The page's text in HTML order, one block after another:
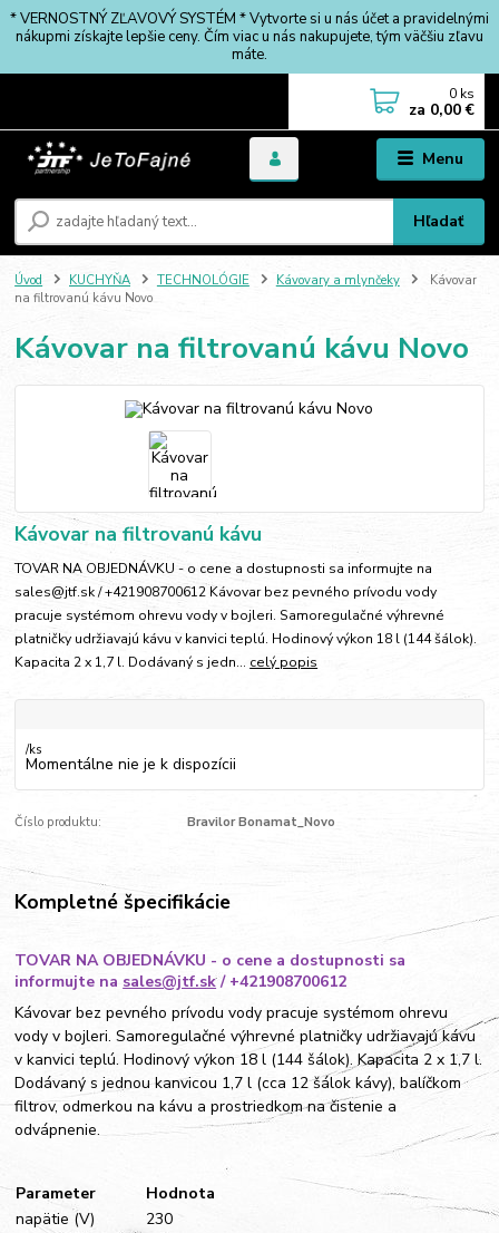
* VERNOSTNÝ ZĽAVOVÝ SYSTÉM * Vytvorte si u nás účet a pravidelnými
nákupmi získajte lepšie ceny. Čím viac u nás nakupujete, tým väčšiu zľavu
máte.
Menu
Hľadať
0 ks
za 0,00 €
Úvod KUCHYŇA TECHNOLÓGIE Kávovary a mlynčeky
Kávovar
na filtrovanú kávu Novo
Kávovar na filtrovanú kávu Novo
Kávovar na filtrovanú kávu
TOVAR NA OBJEDNÁVKU - o cene a dostupnosti sa informujte na
sales@jtf.sk / +421908700612 Kávovar bez pevného prívodu vody
pracuje systémom ohrevu vody v bojleri. Samoregulačné výhrevné
platničky udržiavajú kávu v kanvici teplú. Hodinový výkon 18 l (144 šálok).
Kapacita 2 x 1,7 l. Dodávaný s jedn... celý popis
/ks
Momentálne nie je k dispozícii
Číslo produktu: Bravilor Bonamat_Novo
Kompletné špecifikácie
TOVAR NA OBJEDNÁVKU - o cene a dostupnosti sa
informujte na sales@jtf.sk/ +421908700612
Kávovar bez pevného prívodu vody pracuje systémom ohrevu
vody v bojleri. Samoregulačné výhrevné platničky udržiavajú kávu
v kanvici teplú. Hodinový výkon 18 l (144 šálok). Kapacita 2 x 1,7 l.
Dodávaný s jednou kanvicou 1,7 l (cca 12 šálok kávy), balíčkom
filtrov, odmerkou na kávu a prostriedkom na čistenie a
odvápnenie.
Parameter
Hodnota
napätie (V)
230